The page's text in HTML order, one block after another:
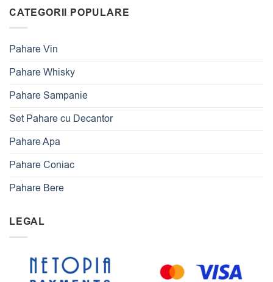
CATEGORII POPULARE
Pahare Vin
Pahare Whisky
Pahare Sampanie
Set Pahare cu Decantor
Pahare Apa
Pahare Coniac
Pahare Bere
LEGAL